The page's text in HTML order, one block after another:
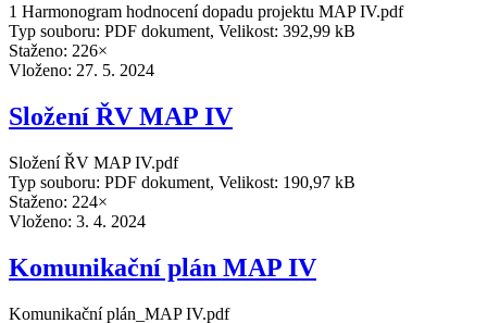
1 Harmonogram hodnocení dopadu projektu MAP IV.pdf
Typ souboru: PDF dokument, Velikost: 392,99 kB
Staženo: 226×
Vloženo: 27. 5. 2024
Složení ŘV MAP IV
Složení ŘV MAP IV.pdf
Typ souboru: PDF dokument, Velikost: 190,97 kB
Staženo: 224×
Vloženo: 3. 4. 2024
Komunikační plán MAP IV
Komunikační plán_MAP IV.pdf